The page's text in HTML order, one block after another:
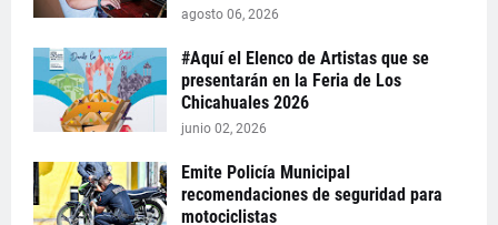
agosto 06, 2026
#Aquí el Elenco de Artistas que se
presentarán en la Feria de Los
Chicahuales 2026
junio 02, 2026
Emite Policía Municipal
recomendaciones de seguridad para
motociclistas